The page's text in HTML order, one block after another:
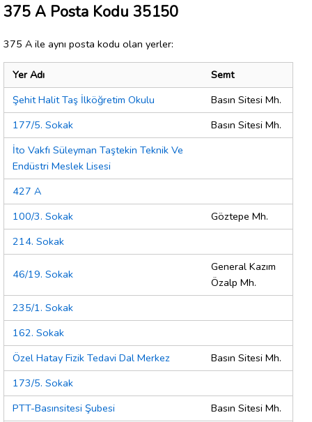
375 A Posta Kodu 35150
375 A ile aynı posta kodu olan yerler:
Yer Adı
Semt
Şehit Halit Taş İlköğretim Okulu
Basın Sitesi Mh.
177/5. Sokak
Basın Sitesi Mh.
İto Vakfı Süleyman Taştekin Teknik Ve
Endüstri Meslek Lisesi
427 A
100/3. Sokak
Göztepe Mh.
214. Sokak
46/19. Sokak
General Kazım
Özalp Mh.
235/1. Sokak
162. Sokak
Özel Hatay Fizik Tedavi Dal Merkez
Basın Sitesi Mh.
173/5. Sokak
PTT-Basınsitesi Şubesi
Basın Sitesi Mh.